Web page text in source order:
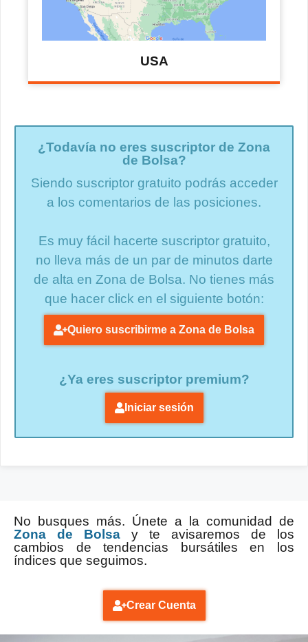
USA
¿Todavía no eres suscriptor de Zona
de Bolsa?
Siendo suscriptor gratuito podrás acceder
a los comentarios de las posiciones.
Es muy fácil hacerte suscriptor gratuito,
no lleva más de un par de minutos darte
de alta en Zona de Bolsa. No tienes más
que hacer click en el siguiente botón:
Quiero suscribirme a Zona de Bolsa
¿Ya eres suscriptor premium?
Iniciar sesión
No busques más. Únete a la comunidad de
Zona de Bolsa y te avisaremos de los
cambios de tendencias bursátiles en los
índices que seguimos.
Crear Cuenta